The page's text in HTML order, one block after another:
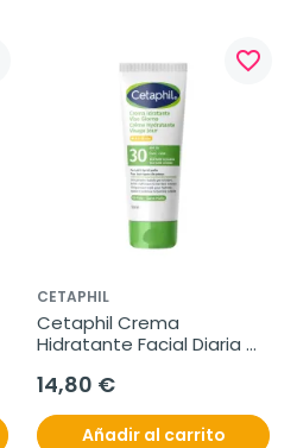
favorite_border
CETAPHIL
Cetaphil Crema
Hidratante Facial Diaria
14,80 €
Añadir al carrito